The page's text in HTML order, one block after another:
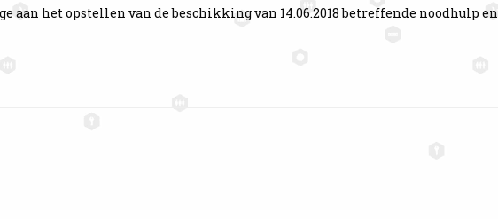
aan het opstellen van de beschikking van 14.06.2018 betreffende noodhulp en